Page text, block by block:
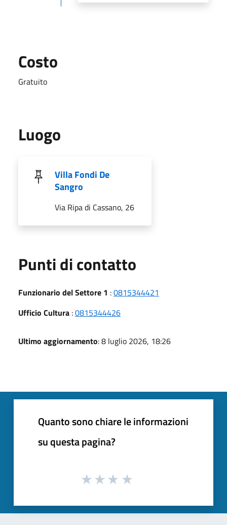
Costo
Gratuito
Luogo
Villa Fondi De
Sangro
Via Ripa di Cassano, 26
Punti di contatto
Funzionario del Settore 1 :0815344421
Ufficio Cultura :0815344426
Ultimo aggiornamento: 8 luglio 2026, 18:26
Quanto sono chiare le informazioni
su questa pagina?